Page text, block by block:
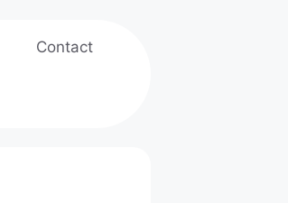
Contact